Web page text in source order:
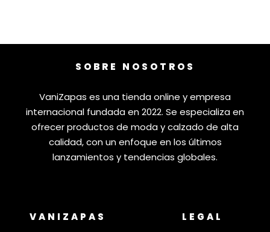
SOBRE NOSOTROS
VaniZapas es una tienda online y empresa
internacional fundada en 2022. Se especializa en
ofrecer productos de moda y calzado de alta
calidad, con un enfoque en los últimos
lanzamientos y tendencias globales.
VANIZAPAS LEGAL